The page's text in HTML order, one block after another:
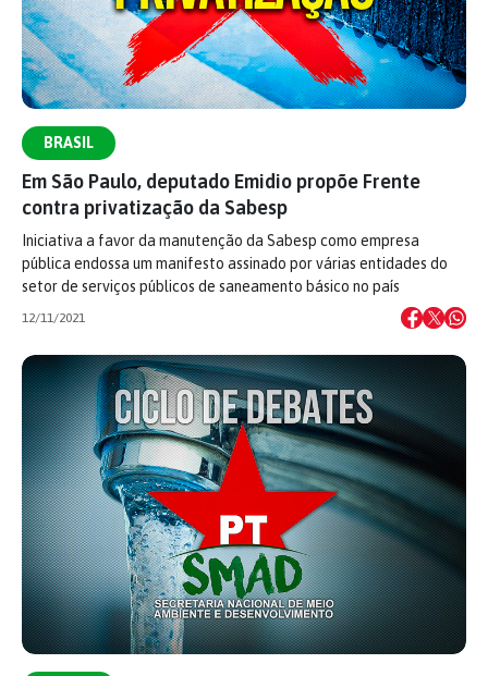
BRASIL
Em São Paulo, deputado Emidio propõe Frente
contra privatização da Sabesp
Iniciativa a favor da manutenção da Sabesp como empresa
pública endossa um manifesto assinado por várias entidades do
setor de serviços públicos de saneamento básico no país
12/11/2021